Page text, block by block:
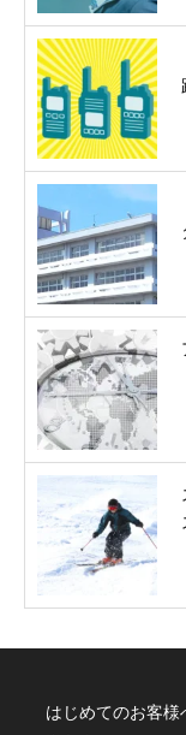
はじめてのお客様